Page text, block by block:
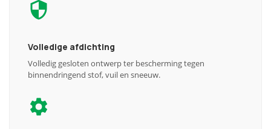
Volledige afdichting
Volledig gesloten ontwerp ter bescherming tegen
binnendringend stof, vuil en sneeuw.